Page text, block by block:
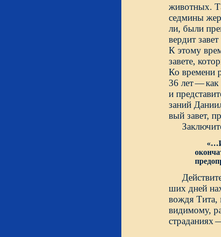
животных.
седмины
ли, были
вердит
К этому
завете,
Ко времени
36 лет—
и
заний
вый завет,
ших дней
вождя Тита,
видимому,
страданиях